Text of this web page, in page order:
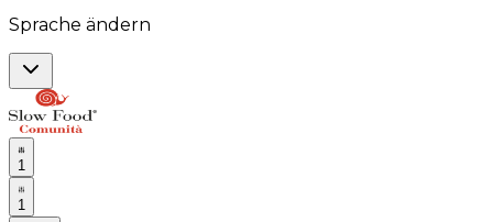
Sprache ändern
1
1